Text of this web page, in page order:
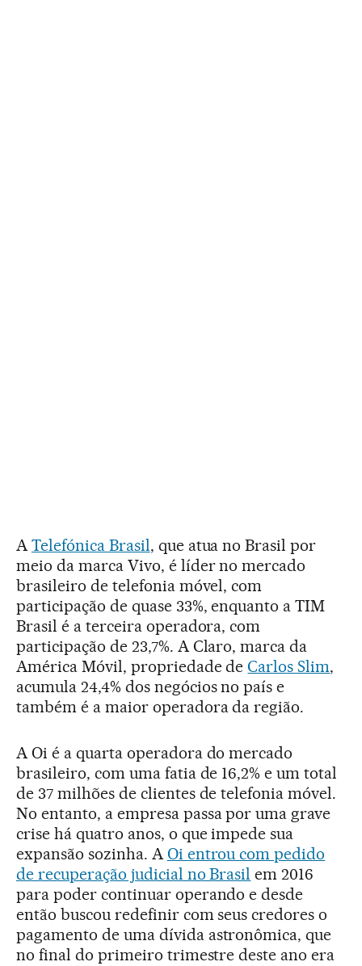
ATelefónica Brasil, que atua no Brasil por
meio da marca Vivo, é líder no mercado
brasileiro de telefonia móvel, com
participação de quase 33%, enquanto a TIM
Brasil é a terceira operadora, com
participação de 23,7%. A Claro, marca da
América Móvil, propriedade deCarlos Slim,
acumula 24,4% dos negócios no país e
também é a maior operadora da região.
A Oi é a quarta operadora do mercado
brasileiro, com uma fatia de 16,2% e um total
de 37 milhões de clientes de telefonia móvel.
No entanto, a empresa passa por uma grave
crise há quatro anos, o que impede sua
expansão sozinha. A Oi entrou com pedido
de recuperação judicial no Brasil em 2016
para poder continuar operando e desde
então buscou redefinir com seus credores o
pagamento de uma dívida astronômica, que
no final do primeiro trimestre deste ano era